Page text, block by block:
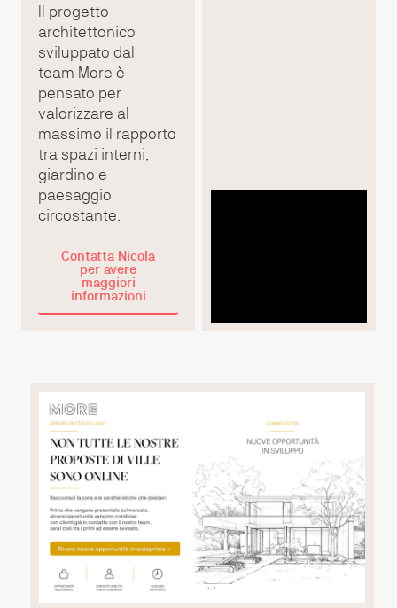
Il progetto
architettonico
sviluppato dal
team More è
pensato per
valorizzare al
massimo il rapporto
tra spazi interni,
giardino e
paesaggio
circostante.
Contatta Nicola
per avere
maggiori
informazioni